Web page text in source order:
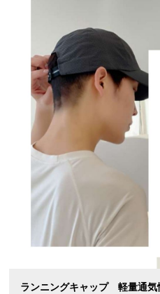
ランニングキャップ 軽量通気